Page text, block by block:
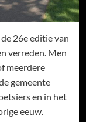
26e editie van
verreden. Men
meerdere
gemeente
en in het
eeuw.